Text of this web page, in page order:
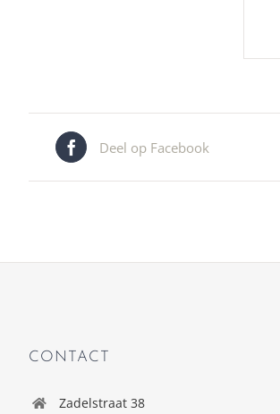
Deel op Facebook
CONTACT
Zadelstraat 38